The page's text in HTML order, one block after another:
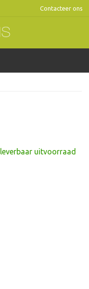
Contacteer ons
leverbaar uitvoorraad